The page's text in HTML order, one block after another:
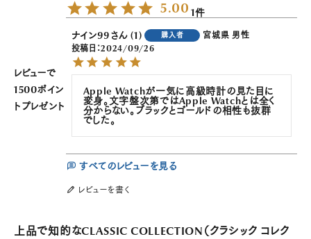
レビューで
1500ポイン
トプレゼント
5.00 1
ナイン99
1 購入者 宮城県 男性
投稿日
2024/09/26
Apple Watchが一気に高級時計の見た目に
変身。文字盤次第ではApple Watchとは全く
分からない。ブラックとゴールドの相性も抜群
でした。
すべてのレビューを見る
レビューを書く
上品で知的なCLASSIC COLLECTION（クラシック コレク